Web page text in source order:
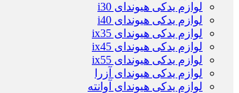
لوازم یدکی هیوندای i30
لوازم یدکی هیوندای i40
لوازم یدکی هیوندای ix35
لوازم یدکی هیوندای ix45
لوازم یدکی هیوندای ix55
لوازم یدکی هیوندای آزرا
لوازم یدکی هیوندای آوانته